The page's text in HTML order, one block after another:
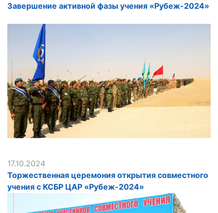
Завершение активной фазы учения «Рубеж-2024»
17.10.2024
Торжественная церемония открытия совместного
учения с КСБР ЦАР «Рубеж-2024»